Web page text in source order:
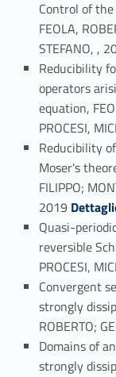
Control of
FEOLA,
STEFANO, ,
Reducibility
operators
equation,
PROCESI,
Reducibility
Moser's
FILIPPO;
2019 Link identifier #identifier_person_143529-26
Quasi-
reversible
PROCESI,
Convergent
strongly
ROBERTO;
Domains of
strongly